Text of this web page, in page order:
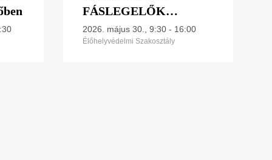
FÁSLEGELŐK
ÉVÉBEN:
"FÁSLEGELŐK
2026. május 30., 9:30 - 16:00
Élőhelyvédelmi Szakosztály